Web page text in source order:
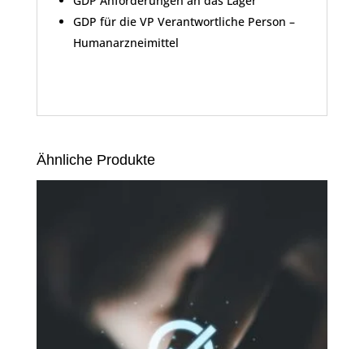
GDP für die VP Verantwortliche Person –
Humanarzneimittel
Ähnliche Produkte